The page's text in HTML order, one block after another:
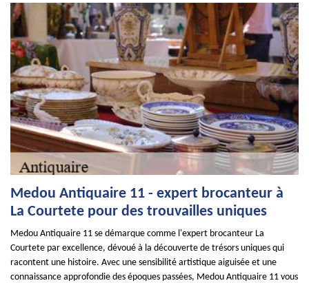
Medou Antiquaire 11 - expert brocanteur à
La Courtete pour des trouvailles uniques
Medou Antiquaire 11 se démarque comme l'expert brocanteur La
Courtete par excellence, dévoué à la découverte de trésors uniques qui
racontent une histoire. Avec une sensibilité artistique aiguisée et une
connaissance approfondie des époques passées, Medou Antiquaire 11 vous